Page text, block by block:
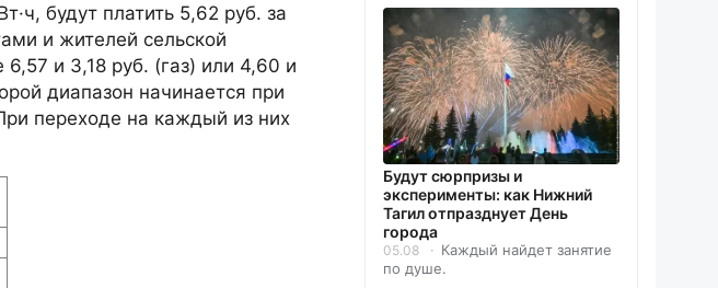
будут платить 5,62 руб. за
и жителей сельской
и 3,18 руб. (газ) или 4,60 и
диапазон начинается при
переходе на каждый из них
Будут сюрпризы и
эксперименты: как Нижний
Тагил отпразднует День
города
05.08
Каждый найдет занятие
по душе.